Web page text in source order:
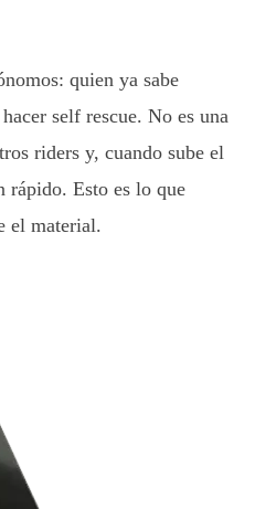
quien ya sabe
self rescue. No es una
riders y, cuando sube el
rápido. Esto es lo que
el material.